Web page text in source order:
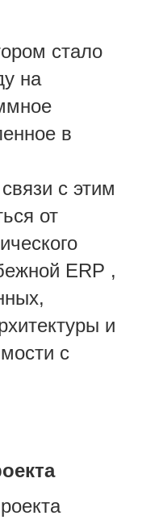
стало
на
в
с этим
от
ERP ,
и
с